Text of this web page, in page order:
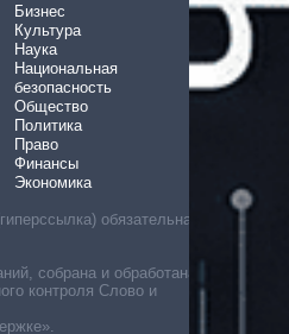
Бизнес
Культура
Наука
Национальная
безопасность
Общество
Политика
Право
Финансы
Экономика
обязательна
собрана и обработана
контроля Слово и